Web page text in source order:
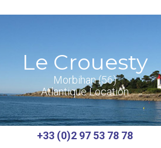
Le Crouesty
Morbihan (56)
Atlantique Location
+33 (0)2 97 53 78 78